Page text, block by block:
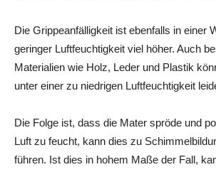
Die Grippeanfälligkeit ist ebenfalls in einer
geringer Luftfeuchtigkeit viel höher. Auch
Materialien wie Holz, Leder und Plastik
unter einer zu niedrigen Luftfeuchtigkeit
Die Folge ist, dass die Mater spröde und
Luft zu feucht, kann dies zu
führen. Ist dies in hohem Maße der Fall,